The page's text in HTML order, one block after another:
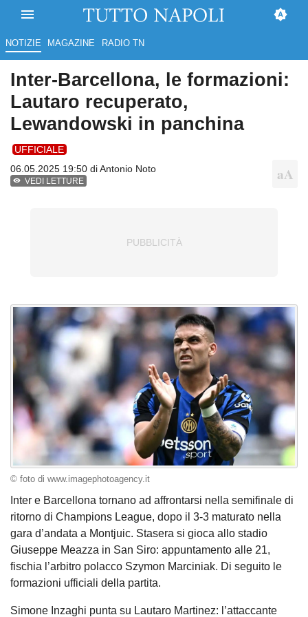
NOTIZIE MAGAZINE RADIO TN
Inter-Barcellona, le formazioni:
Lautaro recuperato,
Lewandowski in panchina
UFFICIALE
06.05.2025 19:50 diAntonio Noto
VEDI LETTURE
© foto di www.imagephotoagency.it
Inter e Barcellona tornano ad affrontarsi nella semifinale di
ritorno di Champions League, dopo il 3-3 maturato nella
gara d’andata a Montjuic. Stasera si gioca allo stadio
Giuseppe Meazza in San Siro: appuntamento alle 21,
fischia l’arbitro polacco Szymon Marciniak. Di seguito le
formazioni ufficiali della partita.
Simone Inzaghi punta su Lautaro Martinez: l’attaccante